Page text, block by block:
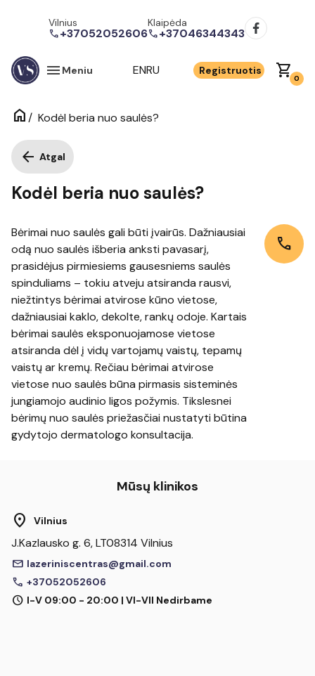
Vilnius
call+37052052606
Klaipėda
call+37046344343
menu Meniu ENRU Registruotis shopping_cart0
home/ Kodėl beria nuo saulės?
arrow_back Atgal
Kodėl beria nuo saulės?
Bėrimai nuo saulės gali būti įvairūs. Dažniausiai
odą nuo saulės išberia anksti pavasarį,
prasidėjus pirmiesiems gausesniems saulės
spinduliams – tokiu atveju atsiranda rausvi,
niežtintys bėrimai atvirose kūno vietose,
dažniausiai kaklo, dekolte, rankų odoje. Kartais
bėrimai saulės eksponuojamose vietose
atsiranda dėl į vidų vartojamų vaistų, tepamų
vaistų ar kremų. Rečiau bėrimai atvirose
vietose nuo saulės būna pirmasis sisteminės
jungiamojo audinio ligos požymis. Tikslesnei
bėrimų nuo saulės priežasčiai nustatyti būtina
gydytojo dermatologo konsultacija.
call
Mūsų klinikos
location_on Vilnius
J.Kazlausko g. 6, LT08314 Vilnius
mail lazeriniscentras@gmail.com
call +37052052606
schedule I-V 09:00 - 20:00 | VI-VII Nedirbame